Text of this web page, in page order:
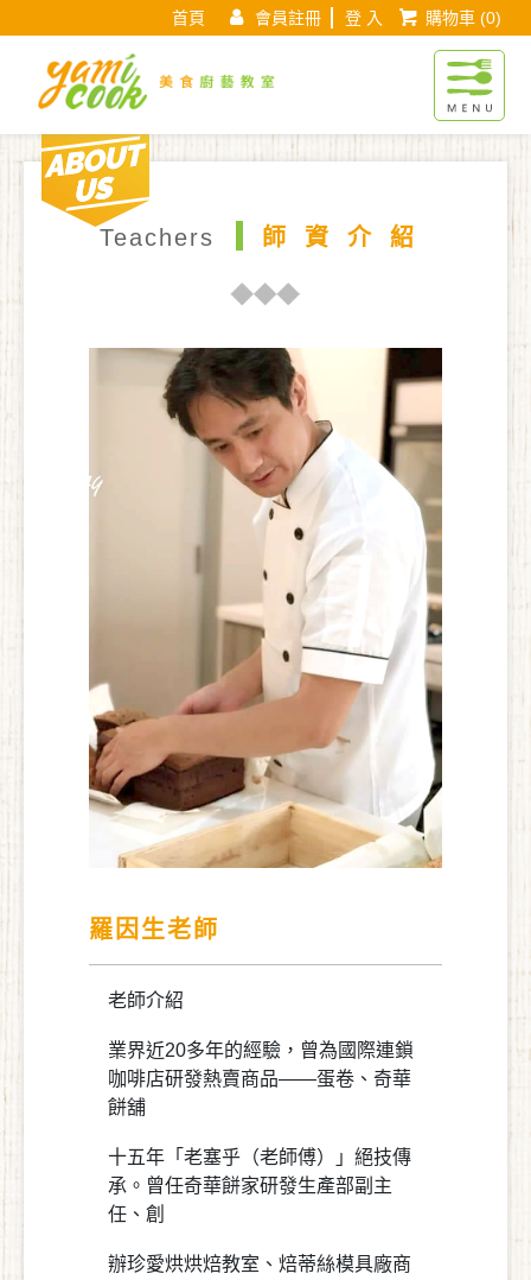
首頁 會員註冊 登 入 購物車(0)
Yamicook美食
現在位置 : 首 頁
Teachers 師資介紹
羅因生老師
老師介紹
業界近20多年的經驗，曾為國際連鎖
咖啡店研發熱賣商品——蛋卷、奇華
餅舖
十五年「老塞乎（老師傅）」絕技傳
承。曾任奇華餅家研發生產部副主
任、創
辦珍愛烘烘焙教室、焙蒂絲模具廠商